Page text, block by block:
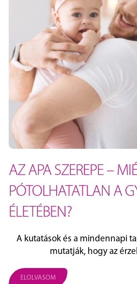
AZ APA SZEREPE –
PÓTOLHATATLAN A
ÉLETÉBEN?
A kutatások és a mindennapi
mutatják, hogy az
ELOLVASOM